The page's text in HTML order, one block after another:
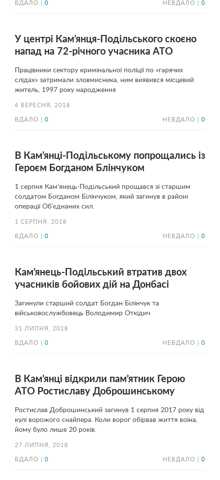
ВДАЛО | 0 НЕВДАЛО | 0
У центрі Кам’янця-Подільського скоєно
напад на 72-річного учасника АТО
Працівники сектору кримінальної поліції по «гарячих
слідах» затримали зловмисника, ним виявився місцевий
житель, 1997 року народження
4 ВЕРЕСНЯ, 2018
ВДАЛО | 0 НЕВДАЛО | 0
В Кам’янці-Подільському попрощались із
Героєм Богданом Блінчуком
1 серпня Кам’янець-Подільський прощався зі старшим
солдатом Богданом Білінчуком, який загинув в районі
операції Об’єднаних сил.
1 СЕРПНЯ, 2018
ВДАЛО | 0 НЕВДАЛО | 0
Кам’янець-Подільський втратив двох
учасників бойових дій на Донбасі
Загинули старший солдат Богдан Білінчук та
військовослужбовець Володимир Откідич
31 ЛИПНЯ, 2018
ВДАЛО | 0 НЕВДАЛО | 0
В Кам’янці відкрили пам’ятник Герою
АТО Ростиславу Доброшинському
Ростислав Доброшинський загинув 1 серпня 2017 року від
кулі ворожого снайпера. Коли ворог обірвав життя воїна,
йому було лише 20 років.
27 ЛИПНЯ, 2018
ВДАЛО | 0 НЕВДАЛО | 0